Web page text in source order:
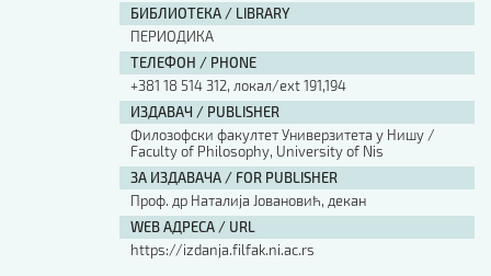
БИБЛИОТЕКА / LIBRARY
ПЕРИОДИКА
ТЕЛЕФОН / PHONE
+381 18 514 312, локал/ext 191,194
ИЗДАВАЧ / PUBLISHER
Филозофски факултет Универзитета у Нишу /
Faculty of Philosophy, University of Nis
ЗА ИЗДАВАЧА / FOR PUBLISHER
Проф. др Наталија Јовановић, декан
WEB АДРЕСА / URL
https://izdanja.filfak.ni.ac.rs